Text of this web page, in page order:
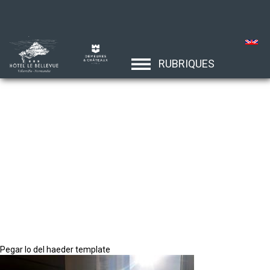
RUBRIQUES
Pegar lo del haeder template